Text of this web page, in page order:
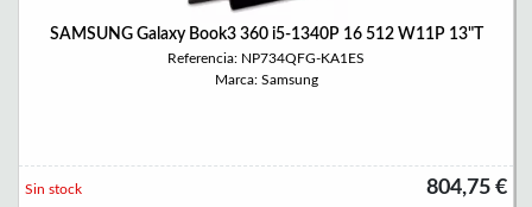
SAMSUNG Galaxy Book3 360 i5-1340P 16 512 W11P 13"T
Referencia: NP734QFG-KA1ES
Marca: Samsung
804,75 €
Sin stock